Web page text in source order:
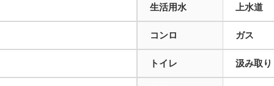
生活用水 上水道
コンロ ガス
トイレ 汲み取り